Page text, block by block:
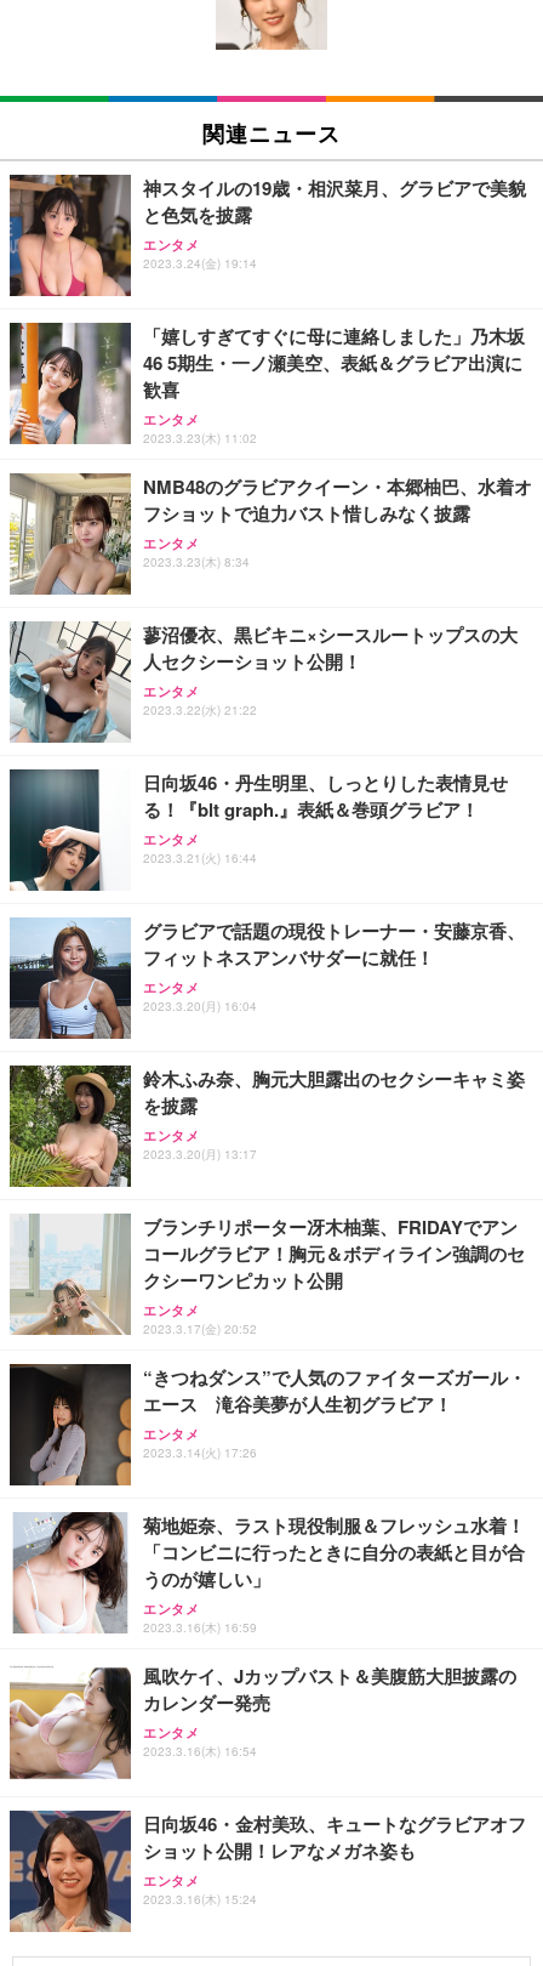
ン樹脂ベース 通気性メッシュ 在宅ワーク H-WY01
(黒網+黒枠+黒足)
SIHOO B100 オフィスチェア／デスクチェア メッシ
ュチェア 人間工学 疲れない ブラック
￥27,999
Sezlife オフィスチェア デスクチェア 疲れない テレ
ワーク チェア 強化バックレスト 30度ロッキング機
能 人間工学 椅子 腰サポート 90度跳ね上げ式アーム
務用 おしゃれ パソコンチェア (ブラック)
Sezlife オフィスチェア デスクチェア 疲れない テレ
ワーク チェア 強化バックレスト 30度ロッキング機
能 人間工学 椅子 腰サポート 90度跳ね上げ式アーム
レスト 3Dヘッドレスト ハンガー付き 高反発クッシ
務用 おしゃれ パソコンチェア (ホワイト)
ANDWINT オフィスチェア デスクチェア 肘なし メ
ッシュ 通気性 ランバーサポート付き 腰サポート ガ
ス圧無段階昇降 360度回転 キャスター付き コンパク
EIZO ビジネス向けプレミアムモニター | FlexScan
￥109,572
【純正品】27"ゲーミングモニター DualSense 充電
フック付き（CFI-ZDM1J）
【整備済み品】Dell E2724HS 27インチ 液晶モニタ
ー フルHD（1920×1080）VA 非光沢 HDMI/DisplayP
ort/VGA スピーカー内蔵 高さ調整 スイベル VESA対
応 ComfortView ビジネス向け
￥15,800
【MiniLED/24.5inch/280Hz/FHD】GRAPHT THE S
HOOTER Gaming Monitor 24” Essential ゲーミン
グモニター QD 24.5インチ 1ms FHD 量子ドット 残
Amazonベーシック ペットシーツ 厚型 ワイド 42枚
x2袋(84枚) ホワイト(吸収面:ライトブルー)
￥3,234
ネオ・ルーライフ ネオ・オムツ L 中型犬用 26枚入
り 単品
Smart Basic(スマートベーシック) 【Amazon.co.jp
限定】 Smart Basic アイリスオーヤマ ペットシーツ
超厚型 お徳用 ワイド 100枚入 (x 1) (ケース販売)
アイリスオーヤマ ペットシーツ 超厚型 お徳用 レギ
ュラー 200枚入【Amazon.co.jp限定】
関連ニュース
神スタイルの19歳・相沢菜月、グラビアで美貌
と色気を披露
エンタメ
2023.3.24(金) 19:14
「嬉しすぎてすぐに母に連絡しました」乃木坂
46 5期生・一ノ瀬美空、表紙＆グラビア出演に
歓喜
エンタメ
2023.3.23(木) 11:02
NMB48のグラビアクイーン・本郷柚巴、水着オ
フショットで迫力バスト惜しみなく披露
エンタメ
2023.3.23(木) 8:34
蓼沼優衣、黒ビキニ×シースルートップスの大
人セクシーショット公開！
エンタメ
2023.3.22(水) 21:22
日向坂46・丹生明里、しっとりした表情見せ
る！『blt graph.』表紙＆巻頭グラビア！
エンタメ
2023.3.21(火) 16:44
グラビアで話題の現役トレーナー・安藤京香、
フィットネスアンバサダーに就任！
エンタメ
2023.3.20(月) 16:04
鈴木ふみ奈、胸元大胆露出のセクシーキャミ姿
を披露
エンタメ
2023.3.20(月) 13:17
ブランチリポーター冴木柚葉、FRIDAYでアン
コールグラビア！胸元＆ボディライン強調のセ
クシーワンピカット公開
エンタメ
2023.3.17(金) 20:52
“きつねダンス”で人気のファイターズガール・
エース 滝谷美夢が人生初グラビア！
エンタメ
2023.3.14(火) 17:26
菊地姫奈、ラスト現役制服＆フレッシュ水着！
「コンビニに行ったときに自分の表紙と目が合
うのが嬉しい」
エンタメ
2023.3.16(木) 16:59
風吹ケイ、Jカップバスト＆美腹筋大胆披露の
カレンダー発売
エンタメ
2023.3.16(木) 16:54
日向坂46・金村美玖、キュートなグラビアオフ
ショット公開！レアなメガネ姿も
エンタメ
2023.3.16(木) 15:24